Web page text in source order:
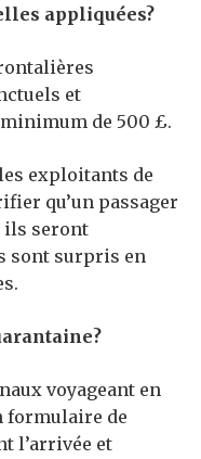
appliquées?
et
de 500 £.
exploitants de
qu’un passager
ils seront
sont surpris en
voyageant en
formulaire de
l’arrivée et